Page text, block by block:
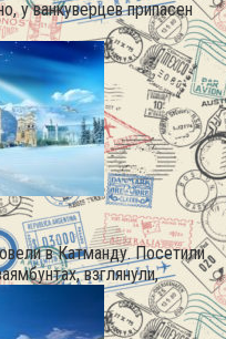
у ванкуверцев припасен
в Катманду. Посетили
взглянули,